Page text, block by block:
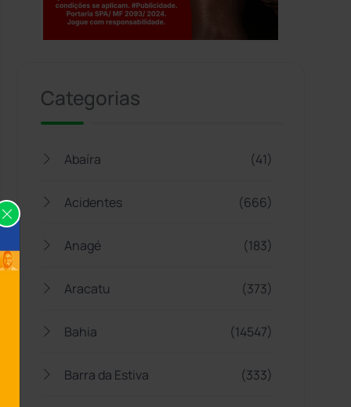
Categorias
Abaíra (41)
Acidentes (666)
Anagé (183)
Aracatu (373)
Bahia (14547)
Barra da Estiva (333)